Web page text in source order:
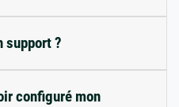
support ?
configuré mon